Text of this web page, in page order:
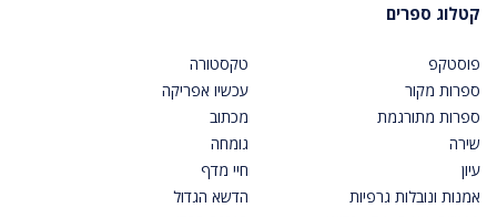
קטלוג ספרים
פוסטקפ
ספרות מקור
ספרות מתורגמת
שירה
עיון
אמנות ונובלות גרפיות
טקסטורה
עכשיו אפריקה
מכתוב
גומחה
חיי מדף
הדשא הגדול